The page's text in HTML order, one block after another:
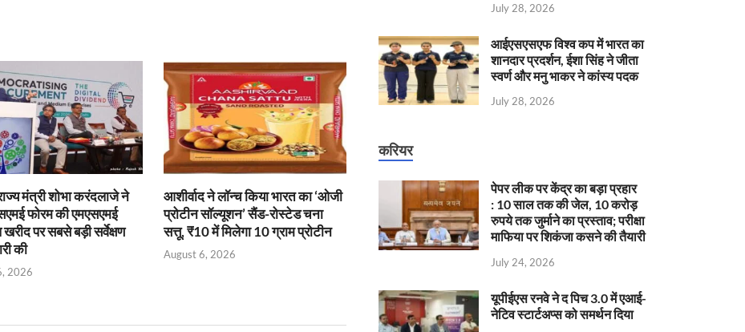
मंत्री शोभा करंदलाजे ने
फोरम की एमएसएमई
पर सबसे बड़ी सर्वेक्षण
की
2026
आशीर्वाद ने लॉन्च किया भारत का ‘ओजी
प्रोटीन सॉल्यूशन’ सैंड-रोस्टेड चना
सत्तू, ₹10 में मिलेगा 10 ग्राम प्रोटीन
August 6, 2026
July 28, 2026
आईएसएसएफ विश्व कप में भारत का
शानदार प्रदर्शन, ईशा सिंह ने जीता
स्वर्ण और मनु भाकर ने कांस्य पदक
July 28, 2026
करियर
पेपर लीक पर केंद्र का बड़ा प्रहार
: 10 साल तक की जेल, 10 करोड़
रुपये तक जुर्माने का प्रस्ताव; परीक्षा
माफिया पर शिकंजा कसने की तैयारी
July 24, 2026
यूपीईएस रनवे ने द पिच 3.0 में एआई-
नेटिव स्टार्टअप्स को समर्थन दिया